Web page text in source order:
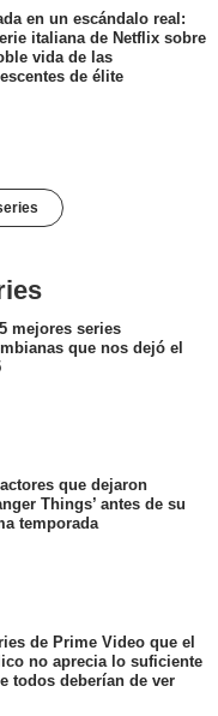
en un escándalo real:
italiana de Netflix sobre
vida de las
de élite
mejores series
que nos dejó el
que dejaron
Things’ antes de su
temporada
de Prime Video que el
no aprecia lo suficiente
todos deberían de ver